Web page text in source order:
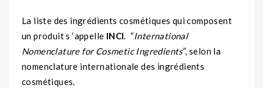
La liste des ingrédients cosmétiques qui composent
un produit s ‘appelle INCI. “International
Nomenclature for Cosmetic Ingredients”, selon la
nomenclature internationale des ingrédients
cosmétiques.